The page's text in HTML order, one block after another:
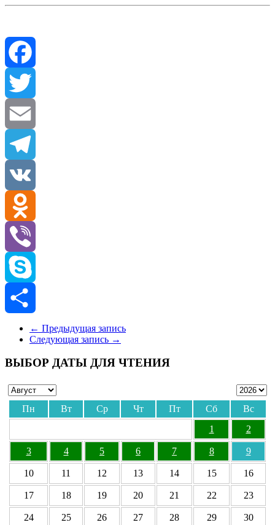
Facebook
Twitter
Email
Telegram
VK
Odnoklassniki
Viber
Skype
Отправить
← Предыдущая запись
Следующая запись →
ВЫБОР ДАТЫ ДЛЯ ЧТЕНИЯ
Пн Вт Ср Чт Пт Сб
Вс
1
2
3 4 5 6 7 8 9
10 11 12 13 14 15 16
17 18 19 20 21 22 23
24 25 26 27 28 29 30